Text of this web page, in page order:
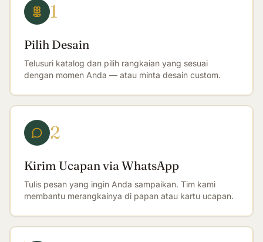
1
Pilih Desain
Telusuri katalog dan pilih rangkaian yang sesuai
dengan momen Anda — atau minta desain custom.
2
Kirim Ucapan via WhatsApp
Tulis pesan yang ingin Anda sampaikan. Tim kami
membantu merangkainya di papan atau kartu ucapan.